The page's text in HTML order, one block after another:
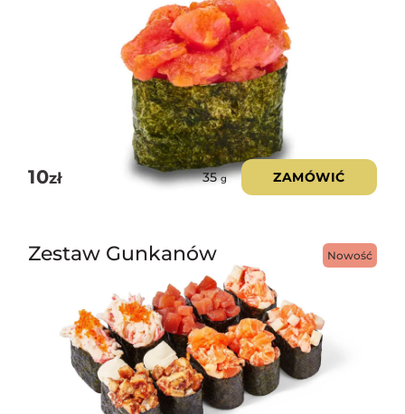
10zł 35g ZAMÓWIĆ
Nowość
Zestaw Gunkanów